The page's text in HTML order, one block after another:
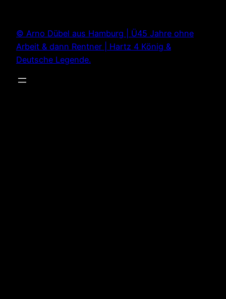
springen
© Arno Dübel aus Hamburg | Ü45 Jahre ohne
Arbeit & dann Rentner | Hartz 4 König &
Deutsche Legende.